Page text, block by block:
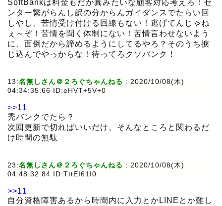
SoftBankは料金もだが糞みたいな顧客対応考えろ！セ
ンター繋がらんし訳の分からんガイダンスでたらい回
しやし、苦情受け付ける回線もない！逃げてんじゃね
ぇ～ぞ！苦情を聞く体制にない！苦情言わせないよう
に、面倒だから諦めるようにしてるやろ？そのうち捩
じ込んでやっからな！待ってろクソバンク！
13:名無しさん＠２ろぐちゃんねる : 2020/10/08(木)
04:34:35.66 ID:eHVT+5V+0
>>11
禿バンクでたら？
次回更新で切ればいいだけ、そんなところと関わるだ
け時間の無駄
23:名無しさん＠２ろぐちゃんねる : 2020/10/08(木)
04:48:32.84 ID:TttEI61I0
>>11
自分資格障害あるから時間内に入力とかLINEとか難し